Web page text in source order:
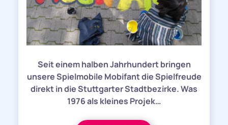
Seit einem halben Jahrhundert bringen
unsere Spielmobile Mobifant die Spielfreude
direkt in die Stuttgarter Stadtbezirke. Was
1976 als kleines Projek…